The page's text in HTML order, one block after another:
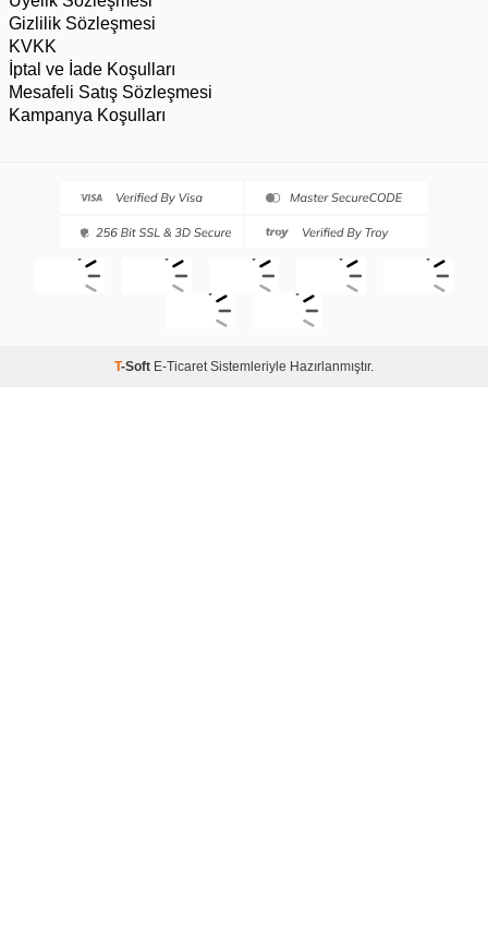
Gizlilik Sözleşmesi
KVKK
İptal ve İade Koşulları
Mesafeli Satış Sözleşmesi
Kampanya Koşulları
T-Soft E-Ticaret Sistemleriyle Hazırlanmıştır.